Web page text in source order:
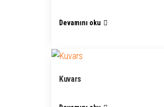
Devamını oku
Kuvars